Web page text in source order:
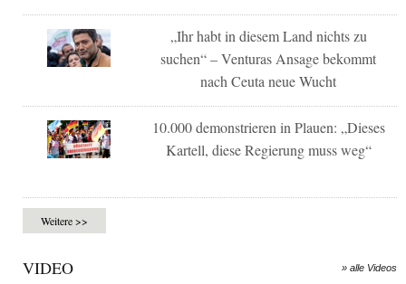
„Ihr habt in diesem Land nichts zu
suchen“ – Venturas Ansage bekommt
nach Ceuta neue Wucht
10.000 demonstrieren in Plauen: „Dieses
Kartell, diese Regierung muss weg“
Weitere >>
VIDEO » alle Videos